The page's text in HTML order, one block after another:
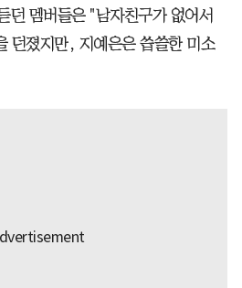
던 멤버들은 "남자친구가 없어서
던졌지만, 지예은은 씁쓸한 미소